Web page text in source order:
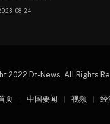
08-24
2022 Dt-News. All Rights
页 中国要闻 视频 经